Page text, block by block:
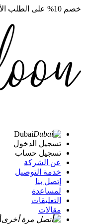
خصم 10% على الطلب الأول. الرمز:
Dubai
تسجيل الدخول
تسجيل حساب
عن الشركة
خدمة التوصيل
إتصل بنا
لمساعدة
التعليقات
مقالات